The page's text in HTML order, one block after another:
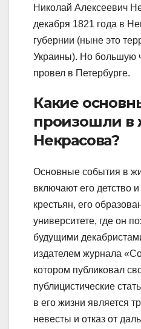
Николай Алексеевич
декабря 1821 года в
губернии (ныне это
Украины). Но большую
провел в Петербурге.
Какие
произошли в
Некрасова?
Основные события в
включают его детство
крестьян, его
университете, где он
будущими
издателем журнала
котором публиковал
публицистические
в его жизни является
невесты и отказ от